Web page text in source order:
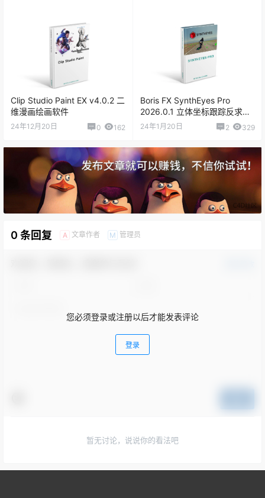
DaVinci Resolve Studio v18.6.1.0008
DaVinci Resolve Studio v18.5.0.0041
DaVinci Resolve Studio v18.5.0b.0020 Beta 3
DaVinci Resolve Studio v18.1.4.0009
DaVinci Resolve Studio v18.1.0.0016
DaVinci Resolve Studio v18.0.2
Clip Studio Paint EX v4.0.2 二
维漫画绘画软件
24年12月20日 0 162
Boris FX SynthEyes Pro
2026.0.1 立体坐标跟踪反求软
件
24年1月20日 2 329
0 条回复 A 文章作者 M 管理员
您必须登录或注册以后才能发表评论
登录
暂无讨论，说说你的看法吧